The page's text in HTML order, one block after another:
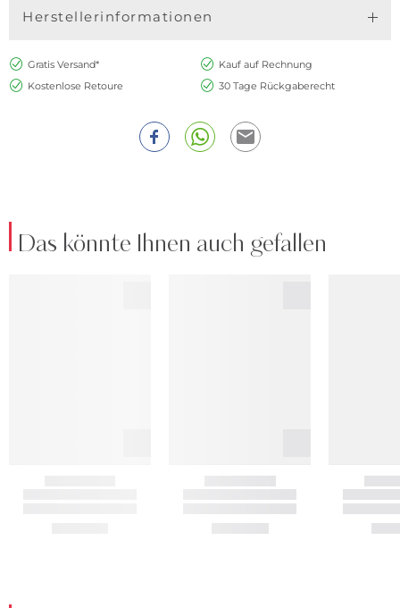
Herstellerinformationen
Gratis Versand*
Kauf auf Rechnung
Kostenlose Retoure
30 Tage Rückgaberecht
Das könnte Ihnen auch gefallen